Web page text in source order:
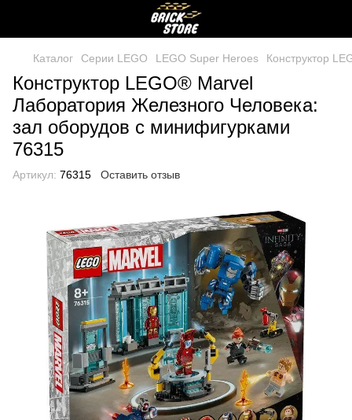
Каталог Серии LEGO LEGO Super Heroes Конструктор
Конструктор LEGO® Marvel
Лаборатория Железного Человека:
зал оборудов с минифигурками
76315
Артикул: 76315 Оставить отзыв